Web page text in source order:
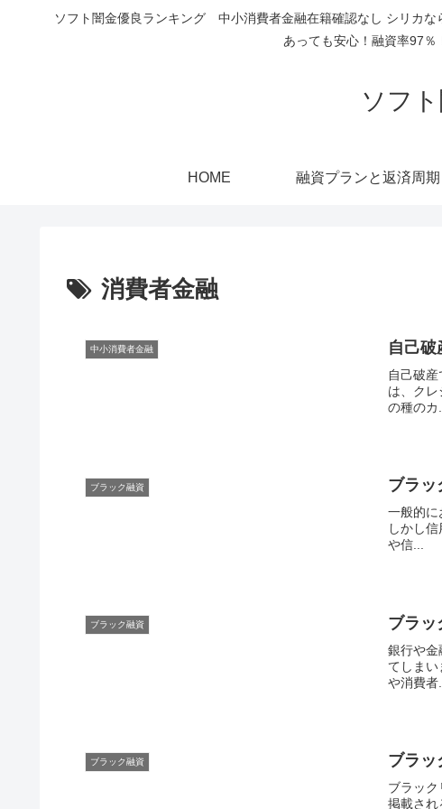
ソフト闇金優良ランキング 中小消費者金融在籍確認なし シリカ
あっても安心！融資率97％
ソフ
HOME 融資プランと返済周期
消費者金融
中小消費者金融 自己破
自己破
は、ク
の種のカ...
ブラック融資 ブラッ
一般的に
しかし
や信...
ブラック融資 ブラッ
銀行や金
てしま
や消費者...
ブラック融資 ブラッ
ブラッ
掲載され